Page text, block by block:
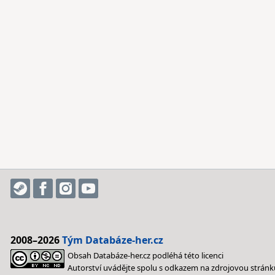
2008–2026Tým Databáze-her.cz
Obsah Databáze-her.cz podléhá této licenci
Autorství uvádějte spolu s odkazem na zdrojovou